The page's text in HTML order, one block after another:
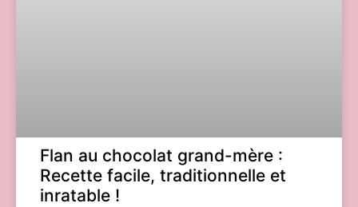
Flan au chocolat grand-mère :
Recette facile, traditionnelle et
inratable !